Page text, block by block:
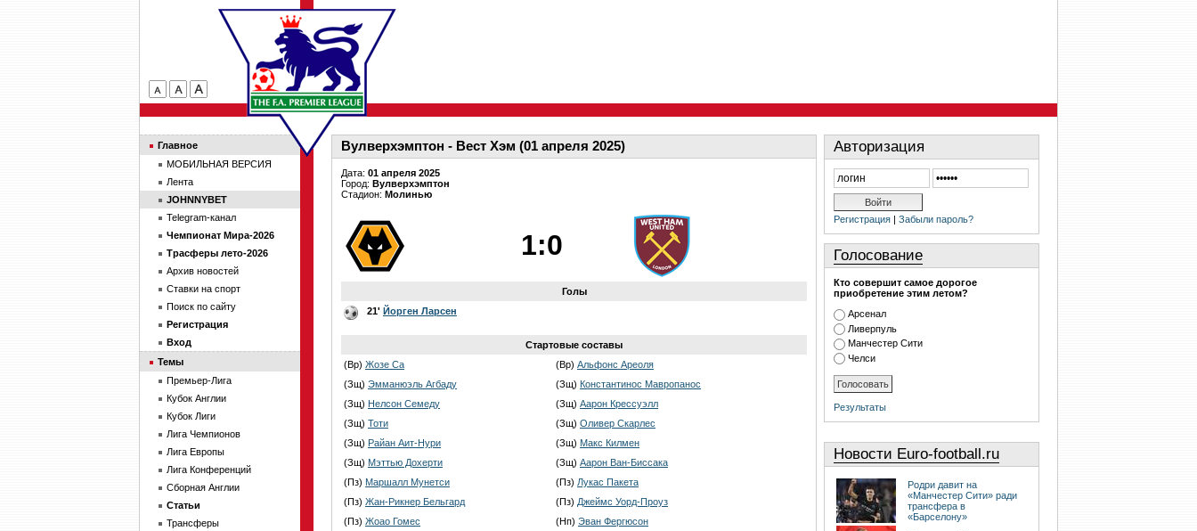
Вулверхэмптон - Вест Хэм (01 апреля 2025)
Дата: 01 апреля 2025
Город: Вулверхэмптон
Стадион: Молинью
1:0
Голы
21' Йорген Ларсен
Стартовые составы
(Вр) Жозе Са (Вр) Альфонс Ареоля
(Зщ) Эмманюэль Агбаду (Зщ) Константинос Мавропанос
(Зщ) Нелсон Семеду (Зщ) Аарон Крессуэлл
(Зщ) Тоти (Зщ) Оливер Скарлес
(Зщ) Райан Аит-Нури (Зщ) Макс Килмен
(Зщ) Мэттью Дохерти (Зщ) Аарон Ван-Биссака
(Пз) Маршалл Мунетси (Пз) Лукас Пакета
(Пз) Жан-Рикнер Бельгард (Пз) Джеймс Уорд-Проуз
(Пз) Жоао Гомес (Нп) Эван Фергюсон
Авторизация
Регистрация | Забыли пароль?
Голосование
Кто совершит самое дорогое
приобретение этим летом?
Арсенал
Ливерпуль
Манчестер Сити
Челси
Результаты
Новости Euro-football.ru
Родри давит на
«Манчестер Сити» ради
трансфера в
«Барселону»
Главное
МОБИЛЬНАЯ ВЕРСИЯ
Лента
JOHNNYBET
Telegram-канал
Чемпионат Мира-2026
Трасферы лето-2026
Архив новостей
Ставки на спорт
Поиск по сайту
Регистрация
Вход
Темы
Премьер-Лига
Кубок Англии
Кубок Лиги
Лига Чемпионов
Лига Европы
Лига Конференций
Сборная Англии
Статьи
Трансферы